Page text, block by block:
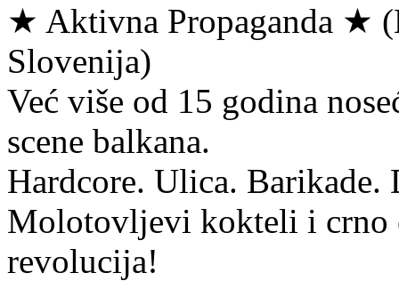
★ Aktivna Propaganda ★
Slovenija)
Već više od 15 godina
scene balkana.
Hardcore. Ulica. Barikade.
Molotovljevi kokteli i crno
revolucija!